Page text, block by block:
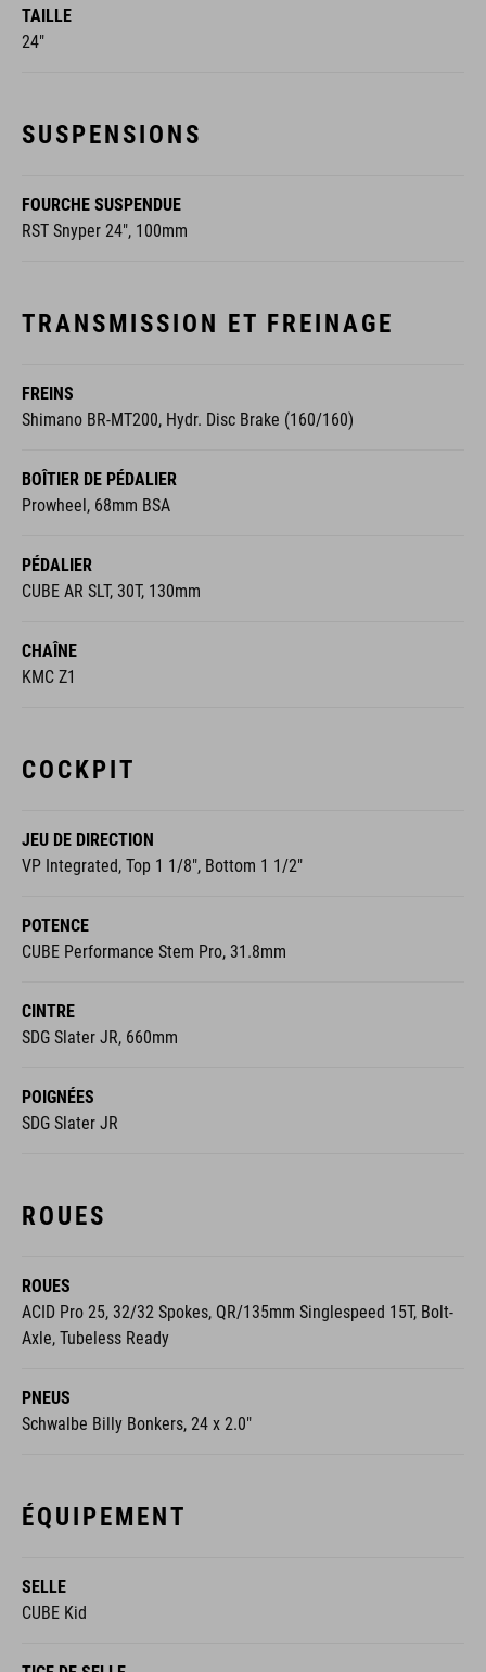
TAILLE
24"
SUSPENSIONS
FOURCHE SUSPENDUE
RST Snyper 24", 100mm
TRANSMISSION ET FREINAGE
FREINS
Shimano BR-MT200, Hydr. Disc Brake (160/160)
BOÎTIER DE PÉDALIER
Prowheel, 68mm BSA
PÉDALIER
CUBE AR SLT, 30T, 130mm
CHAÎNE
KMC Z1
COCKPIT
JEU DE DIRECTION
VP Integrated, Top 1 1/8", Bottom 1 1/2"
POTENCE
CUBE Performance Stem Pro, 31.8mm
CINTRE
SDG Slater JR, 660mm
POIGNÉES
SDG Slater JR
ROUES
ROUES
ACID Pro 25, 32/32 Spokes, QR/135mm Singlespeed 15T, Bolt-
Axle, Tubeless Ready
PNEUS
Schwalbe Billy Bonkers, 24 x 2.0"
ÉQUIPEMENT
SELLE
CUBE Kid